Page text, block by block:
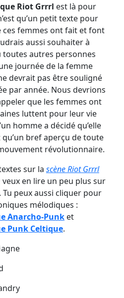
Riot Grrrl est là pour
qu’un petit texte pour
ces femmes ont fait et font
aussi souhaiter à
autres personnes
journée de la femme
devrait pas être souligné
par année. Nous devrions
que les femmes ont
luttent pour leur vie
hommea décidé qu’elle
qu’un bref aperçu de toute
révolutionnaire.
sur la scène Riot Grrrl
veux en lire un peu plus sur
peux aussi cliquer pour
mélodiques :
Anarcho-Punk et
Punk Celtique.